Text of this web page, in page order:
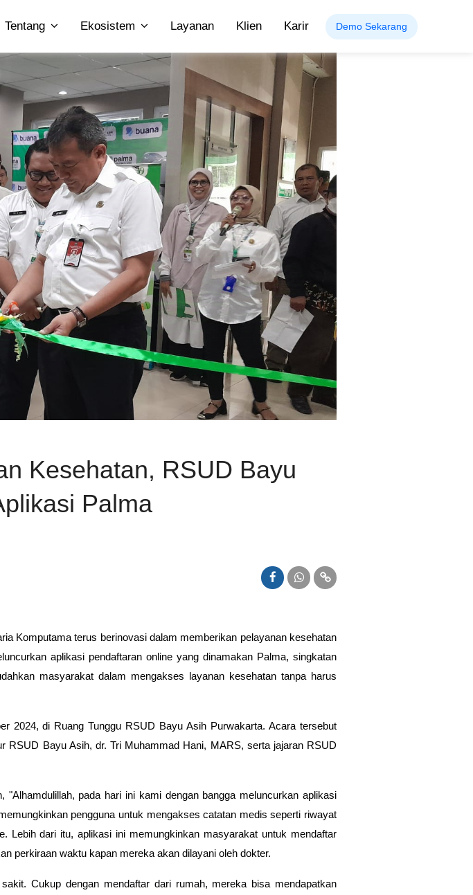
Tentang Ekosistem Layanan Klien Karir Demo Sekarang
Kesehatan, RSUD Bayu
Palma
Komputama terus berinovasi dalam memberikan pelayanan kesehatan
aplikasi pendaftaran online yang dinamakan Palma, singkatan
masyarakat dalam mengakses layanan kesehatan tanpa harus
2024, di Ruang Tunggu RSUD Bayu Asih Purwakarta. Acara tersebut
RSUD Bayu Asih, dr. Tri Muhammad Hani, MARS, serta jajaran RSUD
pada hari ini kami dengan bangga meluncurkan aplikasi
pengguna untuk mengakses catatan medis seperti riwayat
Lebih dari itu, aplikasi ini memungkinkan masyarakat untuk mendaftar
perkiraan waktu kapan mereka akan dilayani oleh dokter.
Cukup dengan mendaftar dari rumah, mereka bisa mendapatkan